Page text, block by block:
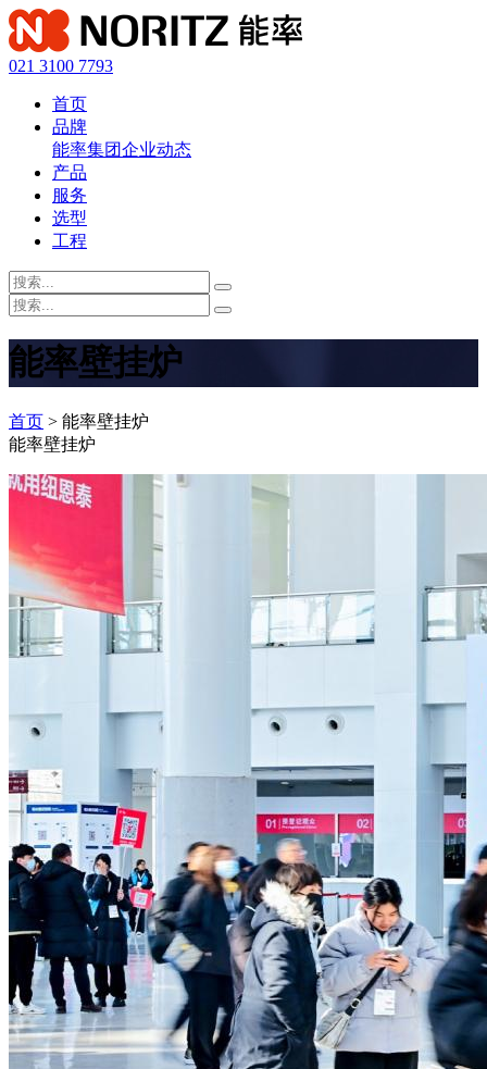
021 3100 7793
首页
品牌
能率集团企业动态
产品
服务
选型
工程
能率壁挂炉
首页 > 能率壁挂炉
能率壁挂炉